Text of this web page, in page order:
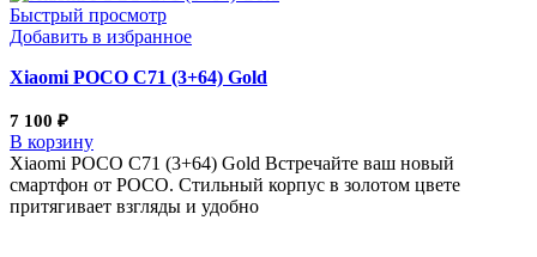
Быстрый просмотр
Добавить в избранное
Xiaomi POCO C71 (3+64) Gold
7 100 ₽
В корзину
Xiaomi POCO C71 (3+64) Gold Встречайте ваш новый
смартфон от POCO. Стильный корпус в золотом цвете
притягивает взгляды и удобно